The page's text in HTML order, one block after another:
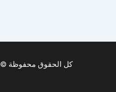
كل الحقوق محفوظة © 2026 السريع الدولي